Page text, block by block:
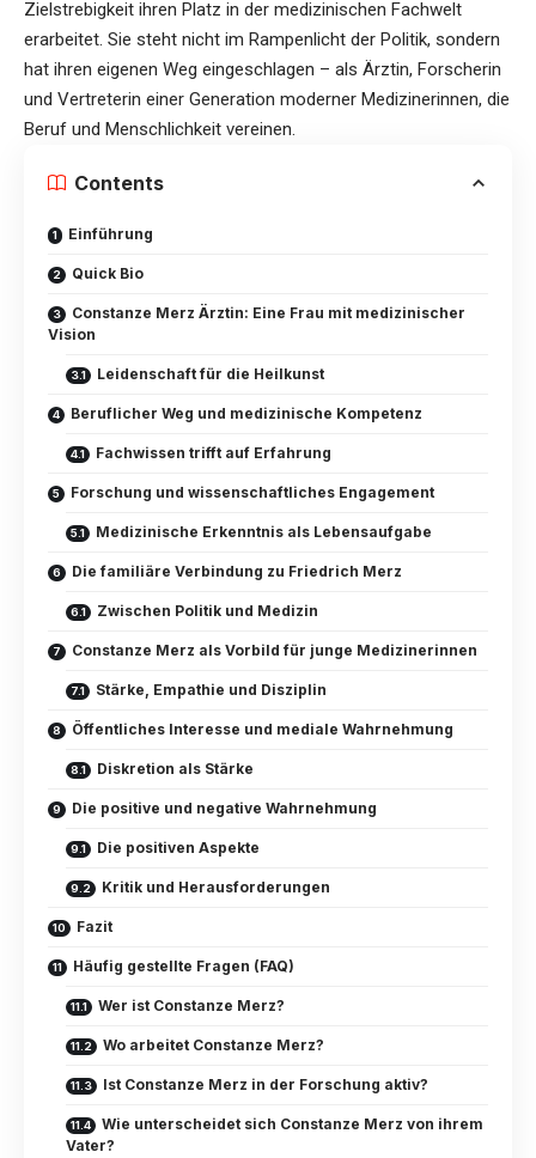
Zielstrebigkeit ihren Platz in der medizinischen Fachwelt
erarbeitet. Sie steht nicht im Rampenlicht der Politik, sondern
hat ihren eigenen Weg eingeschlagen – als Ärztin, Forscherin
und Vertreterin einer Generation moderner Medizinerinnen, die
Beruf und Menschlichkeit vereinen.
Contents
Einführung
Quick Bio
Constanze Merz Ärztin: Eine Frau mit medizinischer
Vision
Leidenschaft für die Heilkunst
Beruflicher Weg und medizinische Kompetenz
Fachwissen trifft auf Erfahrung
Forschung und wissenschaftliches Engagement
Medizinische Erkenntnis als Lebensaufgabe
Die familiäre Verbindung zu Friedrich Merz
Zwischen Politik und Medizin
Constanze Merz als Vorbild für junge Medizinerinnen
Stärke, Empathie und Disziplin
Öffentliches Interesse und mediale Wahrnehmung
Diskretion als Stärke
Die positive und negative Wahrnehmung
Die positiven Aspekte
Kritik und Herausforderungen
Fazit
Häufig gestellte Fragen (FAQ)
Wer ist Constanze Merz?
Wo arbeitet Constanze Merz?
Ist Constanze Merz in der Forschung aktiv?
Wie unterscheidet sich Constanze Merz von ihrem
Vater?